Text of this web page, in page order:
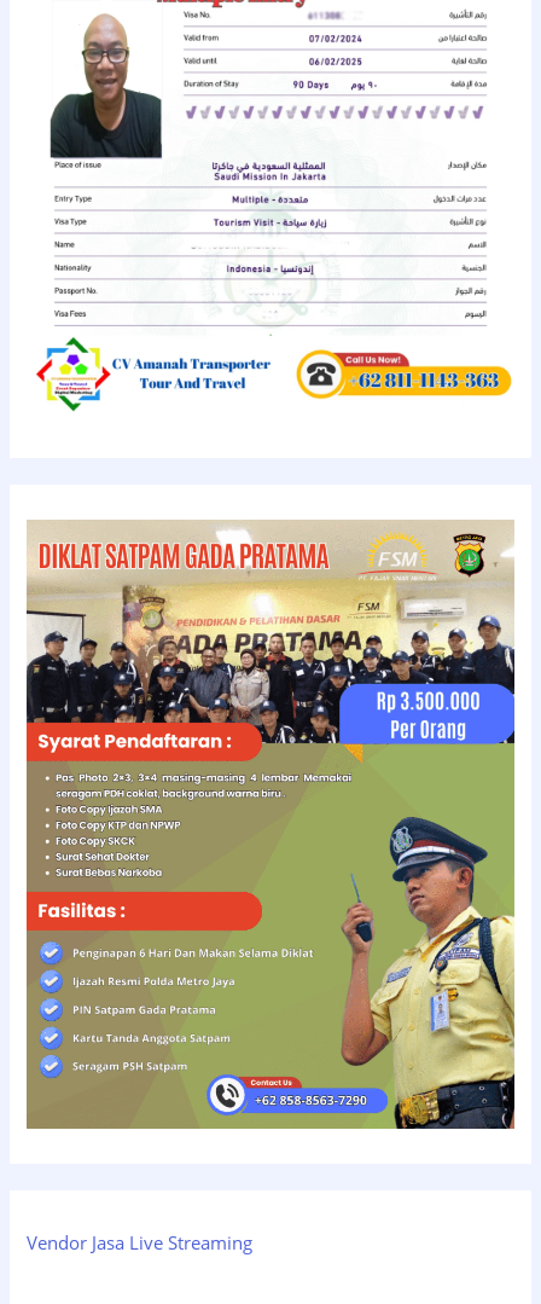
Vendor Jasa Live Streaming